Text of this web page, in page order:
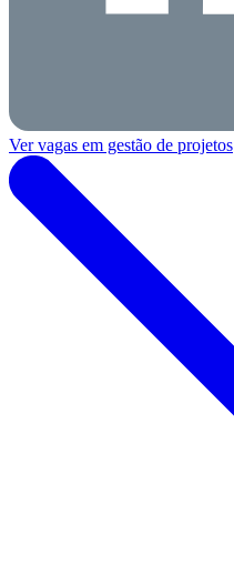
Ver vagas em gestão de projetos